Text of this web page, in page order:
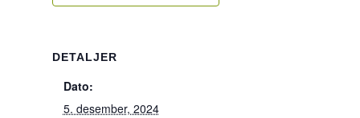
DETALJER
Dato:
5. desember, 2024